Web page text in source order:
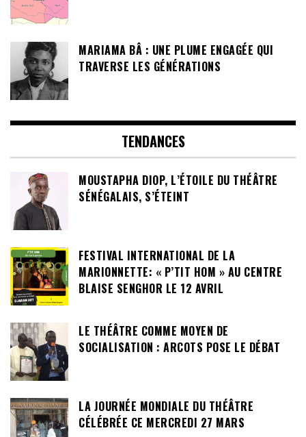
MARIAMA BÂ : UNE PLUME ENGAGÉE QUI
TRAVERSE LES GÉNÉRATIONS
TENDANCES
MOUSTAPHA DIOP, L’ÉTOILE DU THÉÂTRE
SÉNÉGALAIS, S’ÉTEINT
FESTIVAL INTERNATIONAL DE LA
MARIONNETTE: « P’TIT HOM » AU CENTRE
BLAISE SENGHOR LE 12 AVRIL
LE THÉÂTRE COMME MOYEN DE
SOCIALISATION : ARCOTS POSE LE DÉBAT
LA JOURNÉE MONDIALE DU THÉÂTRE
CÉLÉBRÉE CE MERCREDI 27 MARS